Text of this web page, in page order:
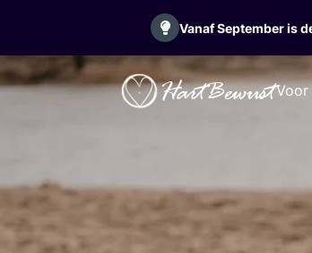
Vanaf September is
HartBewustVoor